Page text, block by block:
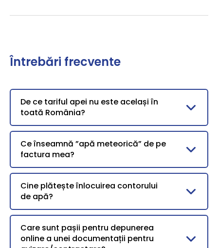
Întrebări frecvente
De ce tariful apei nu este același în
toată România?
Ce înseamnă ”apă meteorică” de pe
factura mea?
Cine plătește înlocuirea contorului
de apă?
Care sunt pașii pentru depunerea
online a unei documentații pentru